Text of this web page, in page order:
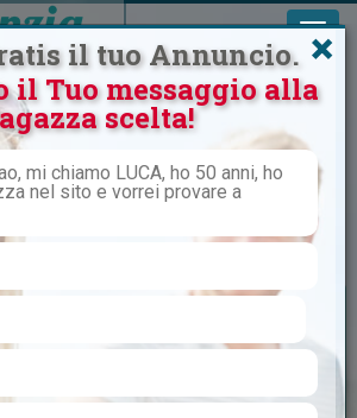
di serio, reale e
il tuo Annuncio.
il Tuo messaggio alla
scelta!
×